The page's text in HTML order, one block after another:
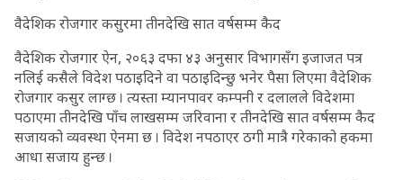
वैदेशिक रोजगार कसुरमा तीनदेखि सात वर्षसम्म कैद
वैदेशिक रोजगार ऐन, २०६३ दफा ४३ अनुसार विभागसँग इजाजत पत्र
नलिई कसैले विदेश पठाइदिने वा पठाइदिन्छु भनेर पैसा लिएमा वैदेशिक
रोजगार कसुर लाग्छ । त्यस्ता म्यानपावर कम्पनी र दलालले विदेशमा
पठाएमा तीनदेखि पाँच लाखसम्म जरिवाना र तीनदेखि सात वर्षसम्म कैद
सजायको व्यवस्था ऐनमा छ । विदेश नपठाएर ठगी मात्रै गरेकाको हकमा
आधा सजाय हुन्छ ।